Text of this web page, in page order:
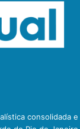
consolidada